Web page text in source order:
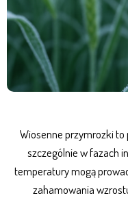
Wiosenne przymrozki to
szczególnie w fazach
temperatury mogą
zahamowania